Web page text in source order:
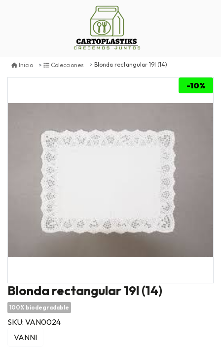
Inicio Colecciones Blonda rectangular 19l (14)
-10%
Blonda rectangular 19l (14)
100% biodegradable
SKU: VAN0024
VANNI